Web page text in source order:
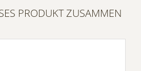
PRODUKT ZUSAMMEN